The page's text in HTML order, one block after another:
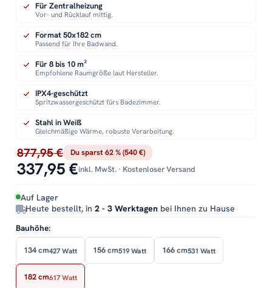
877,95 € Du sparst 62 % (540 €)
337,95 €inkl. MwSt. · Kostenloser Versand
Auf Lager
Heute bestellt, in 2 - 3 Werktagen bei Ihnen zu Hause
Für Zentralheizung
Vor- und Rücklauf mittig.
Format 50x182 cm
Passend für Ihre Badwand.
Für 8 bis 10 m²
Empfohlene Raumgröße laut Hersteller.
IPX4-geschützt
Spritzwassergeschützt fürs Badezimmer.
Stahl in Weiß
Gleichmäßige Wärme, robuste Verarbeitung.
Bauhöhe:
134 cm427 Watt 156 cm519 Watt 166 cm531 Watt
182 cm617 Watt